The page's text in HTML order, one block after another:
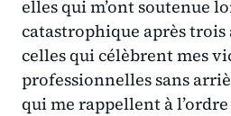
elles qui m’ont soutenue
catastrophique après trois
celles qui célèbrent mes
professionnelles sans
qui me rappellent à